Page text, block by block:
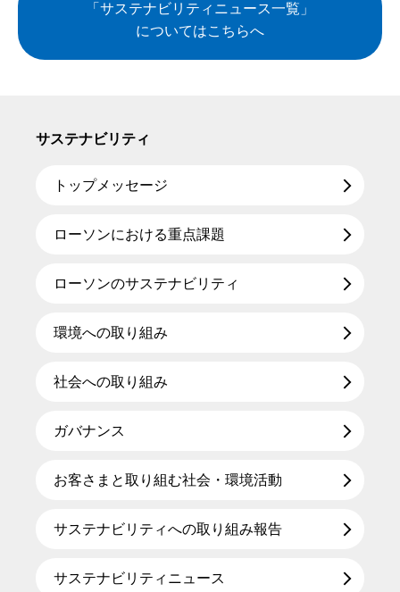
「サステナビリティニュース一覧」
についてはこちらへ
サステナビリティ
トップメッセージ
ローソンにおける重点課題
ローソンのサステナビリティ
環境への取り組み
社会への取り組み
ガバナンス
お客さまと取り組む社会・環境活動
サステナビリティへの取り組み報告
サステナビリティニュース